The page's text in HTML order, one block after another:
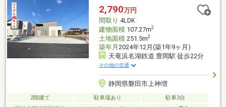
入れに便利です・駐車スペース3台あると来客時にも便利です■ご
内覧希望の方は、不動産SHOPナカジツ浜松本店までお問い合わ
せ下さい！
2,790万円
間取り 4LDK
建物面積107.27m2
土地面積251.5m2
築年月 2024年12月(築1年9ヶ月)
天竜浜名湖鉄道 豊岡駅 徒歩22分
その他の交通
静岡県磐田市上神増
2階建て 駐車場あり
駐車3台